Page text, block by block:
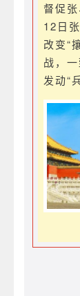
督促
12日
改变“
战，
发动“